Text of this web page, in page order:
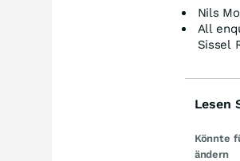
Nils
All
Sissel
Lesen
Könnte
ändern